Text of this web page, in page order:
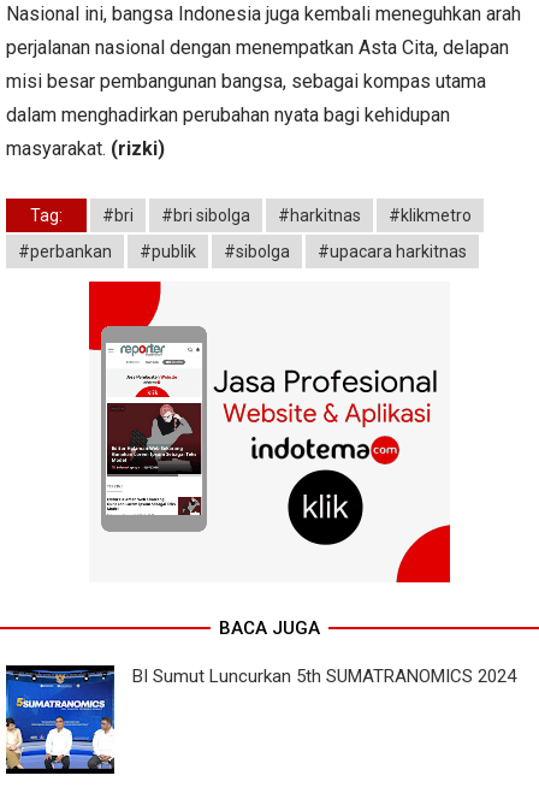
Nasional ini, bangsa Indonesia juga kembali meneguhkan arah
perjalanan nasional dengan menempatkan Asta Cita, delapan
misi besar pembangunan bangsa, sebagai kompas utama
dalam menghadirkan perubahan nyata bagi kehidupan
masyarakat. (rizki)
Tag: #bri #bri sibolga #harkitnas
#klikmetro
#perbankan
#publik #sibolga #upacara harkitnas
BACA JUGA
BI Sumut Luncurkan 5th SUMATRANOMICS 2024